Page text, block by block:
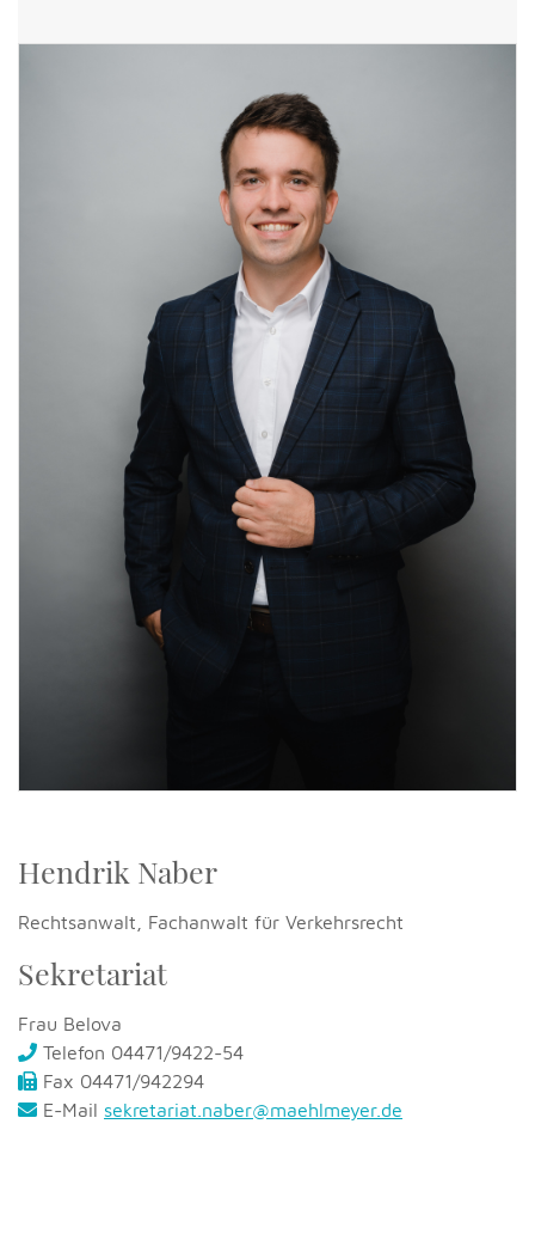
Hendrik Naber
Rechtsanwalt, Fachanwalt für Verkehrsrecht
Sekretariat
Frau Belova
Telefon 04471/9422-54
Fax 04471/942294
E-Mail sekretariat.naber@maehlmeyer.de